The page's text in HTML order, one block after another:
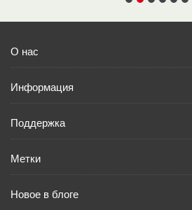
О нас
Информация
Поддержка
Метки
Новое в блоге